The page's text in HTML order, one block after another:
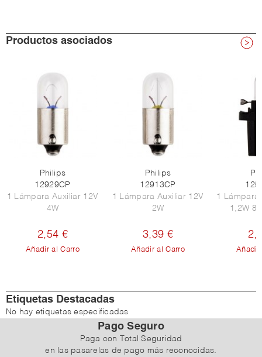
Productos asociados
Philips
12929CP
1 Lámpara Auxiliar 12V
4W
2,54 €
Añadir al Carro
Philips
12913CP
1 Lámpara Auxiliar 12V
2W
3,39 €
Añadir al Carro
1 Lámpara
1,2W
Añadir
Etiquetas Destacadas
No hay etiquetas especificadas
Pago Seguro
Paga con Total Seguridad
en las pasarelas de pago más reconocidas.